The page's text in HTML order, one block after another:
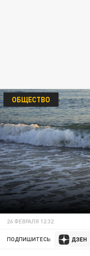
ОБЩЕСТВО
26 ФЕВРАЛЯ 12:32
ПОДПИШИТЕСЬ: